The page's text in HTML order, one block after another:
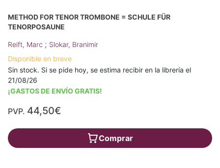
METHOD FOR TENOR TROMBONE = SCHULE FÜR
TENORPOSAUNE
Reift, Marc ; Slokar, Branimir
Disponible en breve
Sin stock. Si se pide hoy, se estima recibir en la librería el
21/08/26
¡GASTOS DE ENVÍO GRATIS!
PVP. 44,50€
Comprar